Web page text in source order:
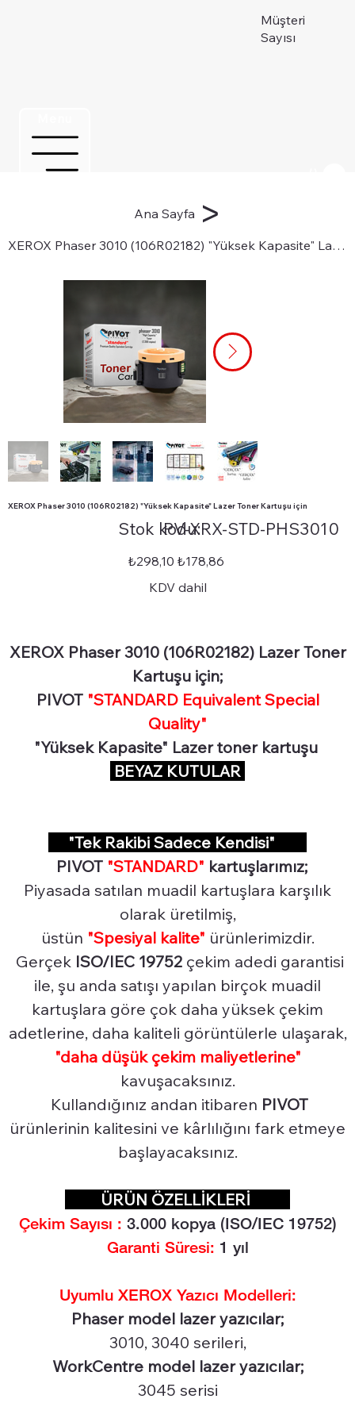
Müşteri
Sayısı
Ana Sayfa >
XEROX Phaser 3010 (106R02182) "Yüksek Kapasite" Lazer Toner Kartuşu için
XEROX Phaser 3010 (106R02182) "Yüksek Kapasite" Lazer Toner Kartuşu için
Stok kodu:
kodu:
STD-
PHS3010
PV-XRX-STD-PHS3010
Orijinal
fiyat
₺298,10 İndirimli
fiyat
₺178,86
KDV dahil
XEROX Phaser 3010 (106R02182) Lazer Toner
Kartuşu için;
PIVOT "STANDARD Equivalent Special
Quality"
"Yüksek Kapasite" Lazer toner kartuşu
BEYAZ KUTULAR
"Tek Rakibi Sadece Kendisi"
PIVOT "STANDARD" kartuşlarımız;
Piyasada satılan muadil kartuşlara karşılık
olarak üretilmiş,
üstün "Spesiyal kalite" ürünlerimizdir.
Gerçek ISO/IEC 19752çekim adedi garantisi
ile, şu anda satışı yapılan birçok muadil
kartuşlara göre çok daha yüksek çekim
adetlerine, daha kaliteli görüntülerle ulaşarak,
"daha düşük çekim maliyetlerine"
kavuşacaksınız.
Kullandığınız andan itibaren PIVOT
ürünlerinin kalitesini ve kârlılığını fark etmeye
başlayacaksınız.
ÜRÜN ÖZELLİKLERİ
Çekim Sayısı : 3.000 kopya (ISO/IEC 19752)
Garanti Süresi: 1 yıl
Uyumlu XEROX Yazıcı Modelleri:
Phaser model lazer yazıcılar;
3010, 3040 serileri,
WorkCentre model lazer yazıcılar;
3045 serisi